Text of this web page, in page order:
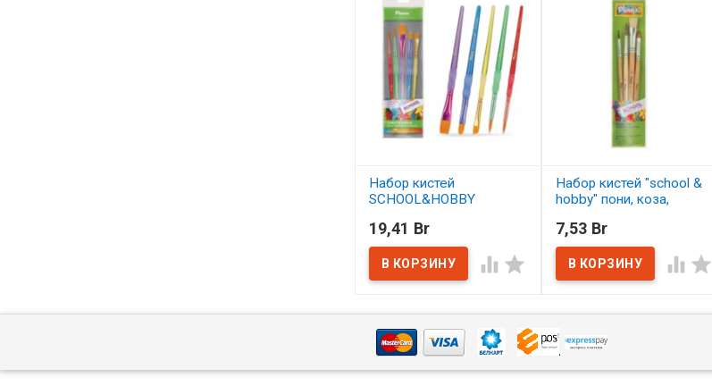
Набор кистей
SCHOOL&HOBBY
АССОРТИ
В наличии
19,41 Br
 
Набор кистей "school &
hobby" пони, коза,
В наличии
7,53 Br
 